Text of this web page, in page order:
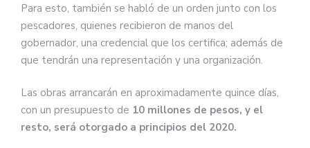
Para esto, también se habló de un orden junto con los
pescadores, quienes recibieron de manos del
gobernador, una credencial que los certifica; además de
que tendrán una representación y una organización.
Las obras arrancarán en aproximadamente quince días,
con un presupuesto de 10 millones de pesos, y el
resto, será otorgado a principios del 2020.